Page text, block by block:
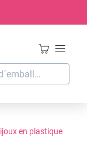
en plastique